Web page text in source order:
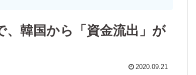
韓国から「資金流出」が
2020.09.21